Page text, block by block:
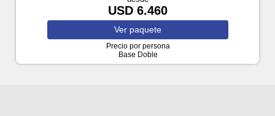
USD 6.460
Ver paquete
Precio por persona
Base Doble